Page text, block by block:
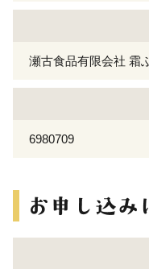
瀬古食品有限会社 霜
6980709